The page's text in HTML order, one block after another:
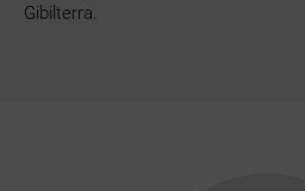
Gibilterra.